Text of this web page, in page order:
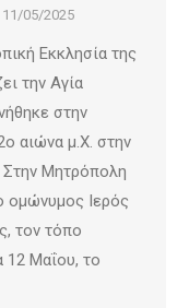
11/05/2025
Εκκλησία της
την Αγία
στην
αιώνα μ.Χ. στην
Στην Μητρόπολη
ομώνυμος Ιερός
τον τόπο
12 Μαΐου, το